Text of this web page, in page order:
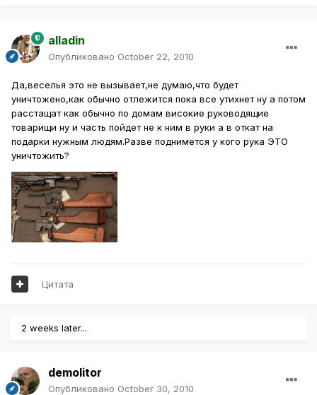
alladin
Опубликовано October 22, 2010
Да,веселья это не вызывает,не думаю,что будет
уничтожено,как обычно отлежится пока все утихнет ну а потом
расстащат как обычно по домам високие руководящие
товарищи ну и часть пойдет не к ним в руки а в откат на
подарки нужным людям.Разве поднимется у кого рука ЭТО
уничтожить?
Цитата
2 weeks later...
demolitor
Опубликовано October 30, 2010